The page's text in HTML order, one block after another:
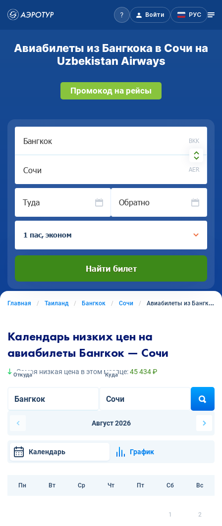
Войти РУС
Авиабилеты из Бангкока в Сочи на
Uzbekistan Airways
Промокод на рейсы
BKK
AER
Туда Обратно
1 пас, эконом
Найти билет
Главная Таиланд Бангкок Сочи Авиабилеты из Бангкока в Сочи
Календарь низких цен на
авиабилеты Бангкок — Сочи
Самая низкая цена в этом месяце:45 434 ₽
Откуда Куда
Август 2026
Календарь График
Пн Вт Ср Чт Пт Сб Вс
1 2